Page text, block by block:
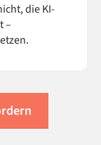
die KI-
–